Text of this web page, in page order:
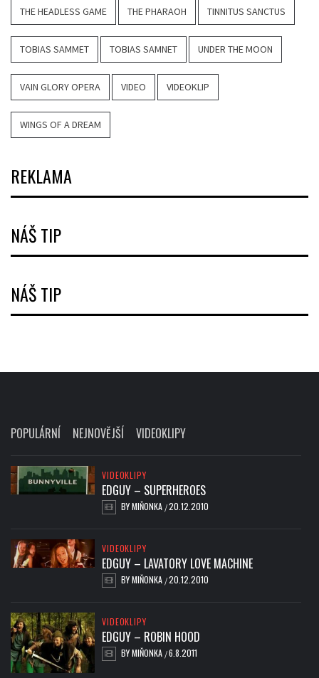
THE HEADLESS GAME THE PHARAOH TINNITUS SANCTUS
TOBIAS SAMMET TOBIAS SAMNET UNDER THE MOON
VAIN GLORY OPERA VIDEO VIDEOKLIP
WINGS OF A DREAM
REKLAMA
NÁŠ TIP
NÁŠ TIP
POPULÁRNÍ NEJNOVĚJŠÍ VIDEOKLIPY
VIDEOKLIPY
EDGUY – SUPERHEROES
BYMIŇONKA /20.12.2010
VIDEOKLIPY
EDGUY – LAVATORY LOVE MACHINE
BYMIŇONKA /20.12.2010
VIDEOKLIPY
EDGUY – ROBIN HOOD
BYMIŇONKA /6.8.2011